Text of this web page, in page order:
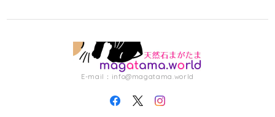
E-mail： info@magatama.world